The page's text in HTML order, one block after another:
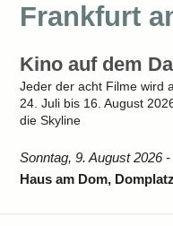
Frankfurt
Kino auf dem
Jeder der acht Filme wird
24. Juli bis 16. August
die Skyline
Sonntag, 9. August 2026
Haus am Dom,